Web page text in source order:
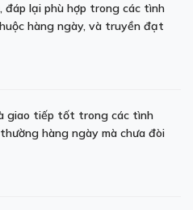
đáp lại phù hợp trong các tình
hàng ngày, và truyền đạt
giao tiếp tốt trong các tình
hàng ngày mà chưa đòi